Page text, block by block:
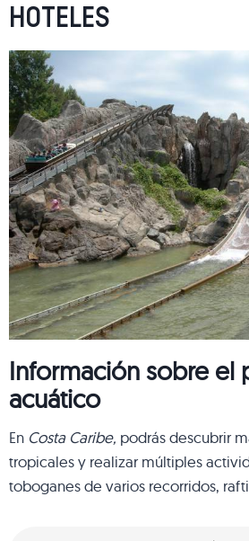
HOTELES
Información sobre el
acuático
En Costa Caribe, podrás descubrir
tropicales y realizar múltiples
toboganes de varios recorridos,